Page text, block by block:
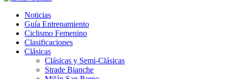
Noticias
Guía Entrenamiento
Ciclismo Femenino
Clasificaciones
Clásicas
Clásicas y Semi-Clásicas
Strade Bianche